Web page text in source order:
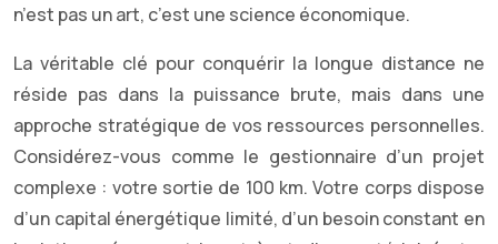
n’est pas un art, c’est une science économique.
La véritable clé pour conquérir la longue distance ne
réside pas dans la puissance brute, mais dans une
approche stratégique de vos ressources personnelles.
Considérez-vous comme le gestionnaire d’un projet
complexe : votre sortie de 100 km. Votre corps dispose
d’un capital énergétique limité, d’un besoin constant en